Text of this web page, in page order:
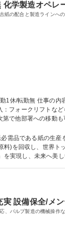
学製造オペレ
の配合と製造ラインへ
使って作業します ■機器
で他部署への移動
署のスタッフを紹
ーター★3勤1休/転勤無
)を回収し、世界ト
未来へ美しい自然を
実 設備保全/メ
パルプ製造の機械操作